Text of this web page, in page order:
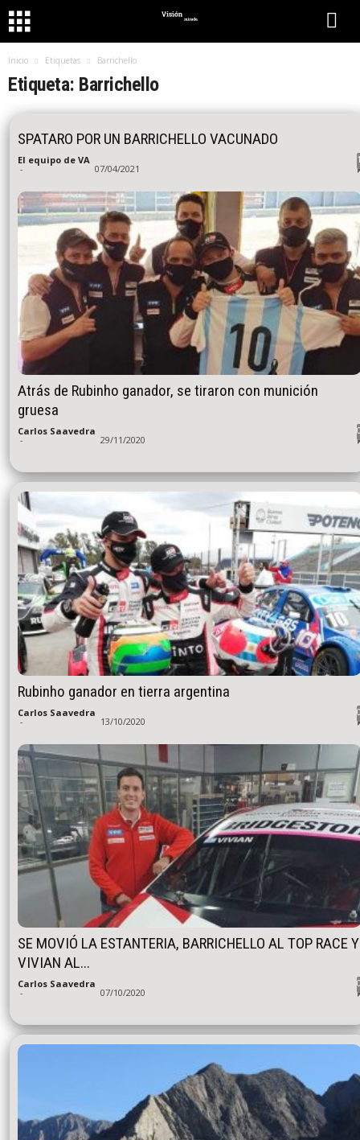
Inicio Etiquetas Barrichello
Etiqueta: Barrichello
SPATARO POR UN BARRICHELLO VACUNADO
El equipo de VA
- 07/04/2021
Atrás de Rubinho ganador, se tiraron con munición
gruesa
Carlos Saavedra
- 29/11/2020
Rubinho ganador en tierra argentina
Carlos Saavedra
- 13/10/2020
SE MOVIÓ LA ESTANTERIA, BARRICHELLO AL TOP RACE Y
VIVIAN AL...
Carlos Saavedra
- 07/10/2020